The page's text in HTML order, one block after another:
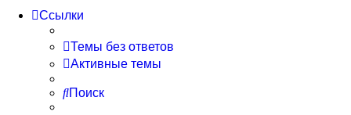
Ссылки
Темы без ответов
Активные темы
Поиск